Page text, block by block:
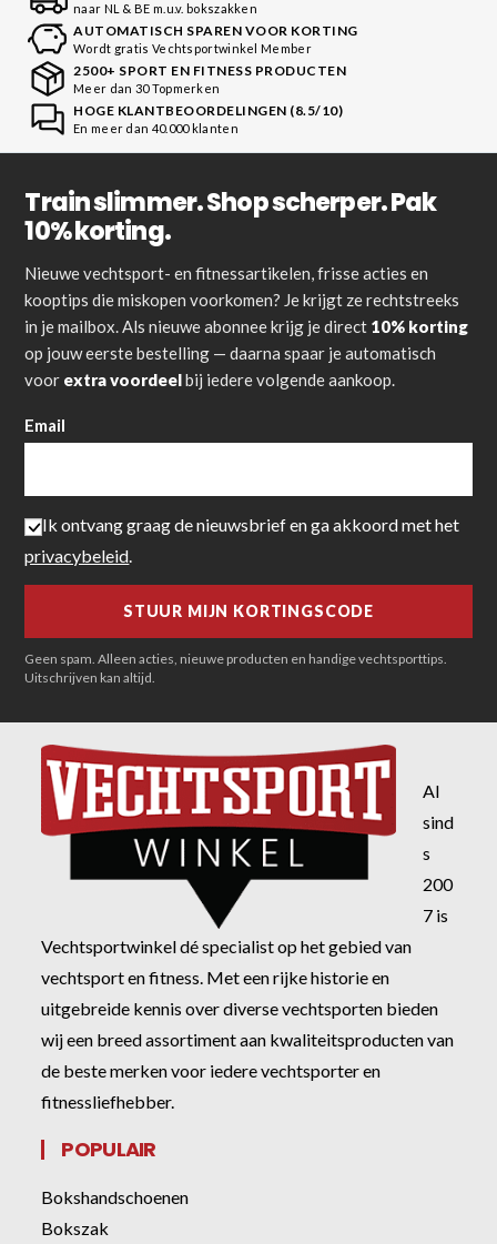
naar NL & BE m.u.v. bokszakken
AUTOMATISCH SPAREN VOOR KORTING
Wordt gratis Vechtsportwinkel Member
2500+ SPORT EN FITNESS PRODUCTEN
Meer dan 30 Topmerken
HOGE KLANTBEOORDELINGEN (8.5/10)
En meer dan 40.000 klanten
Train slimmer. Shop scherper. Pak
10% korting.
Nieuwe vechtsport- en fitnessartikelen, frisse acties en
kooptips die miskopen voorkomen? Je krijgt ze rechtstreeks
in je mailbox. Als nieuwe abonnee krijg je direct 10% korting
op jouw eerste bestelling — daarna spaar je automatisch
voor extra voordeelbij iedere volgende aankoop.
Email
Ik ontvang graag de nieuwsbrief en ga akkoord met het
privacybeleid
Geen spam. Alleen acties, nieuwe producten en handige vechtsporttips.
Uitschrijven kan altijd.
Al
sind
s
200
7 is
Vechtsportwinkel dé specialist op het gebied van
vechtsport en fitness. Met een rijke historie en
uitgebreide kennis over diverse vechtsporten bieden
wij een breed assortiment aan kwaliteitsproducten van
de beste merken voor iedere vechtsporter en
fitnessliefhebber.
POPULAIR
Bokshandschoenen
Bokszak